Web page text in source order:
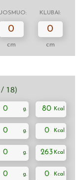
KLUBAI:
0
cm
0
cm
18)
0 80
0 0
0 263
0 0